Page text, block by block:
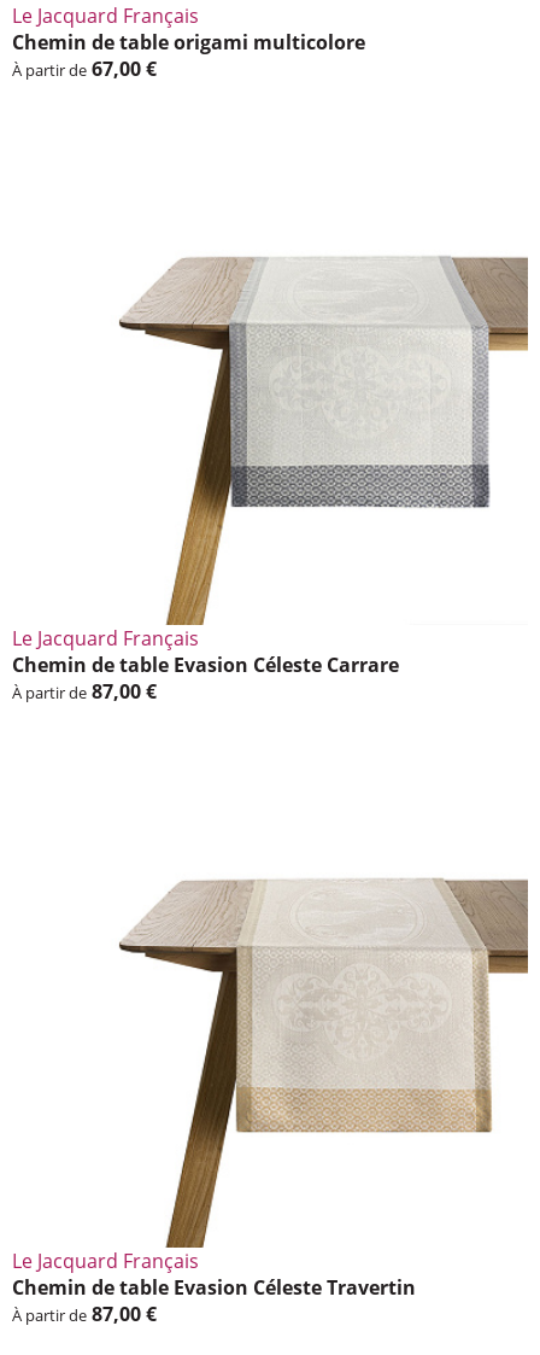
Le Jacquard Français
Chemin de table origami multi­co­lore
À partir de 67,00 €
Le Jacquard Français
Chemin de table Evasion Céleste Carrare
À partir de 87,00 €
Le Jacquard Français
Chemin de table Evasion Céleste Traver­tin
À partir de 87,00 €